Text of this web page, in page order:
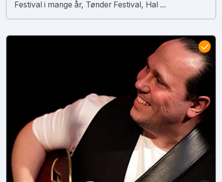
Festival i mange år, Tønder Festival, Hal ...